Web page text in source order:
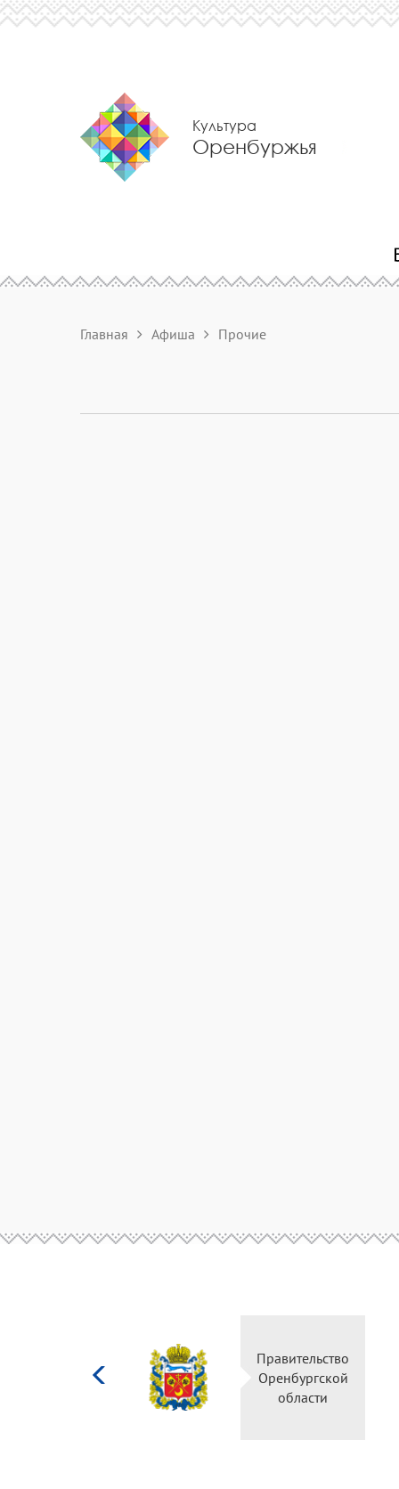
Культура
Оренбуржья
Главная Афиша Прочие
Правительство
Оренбургской
области